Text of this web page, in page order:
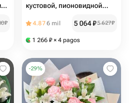
₽
кустовой, пионовидной
4.876 mil 5 064₽5 627₽
1 266 ₽ × 4 pagos
-29%